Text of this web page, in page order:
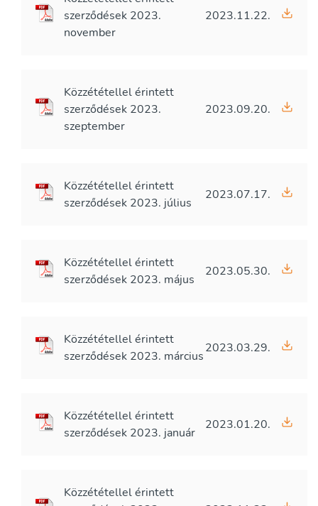
szerződések 2023.
november
2023.11.22.
Közzététellel érintett
szerződések 2023.
szeptember
2023.09.20.
Közzététellel érintett
szerződések 2023. július
2023.07.17.
Közzététellel érintett
szerződések 2023. május
2023.05.30.
Közzététellel érintett
szerződések 2023. március
2023.03.29.
Közzététellel érintett
szerződések 2023. január
2023.01.20.
Közzététellel érintett